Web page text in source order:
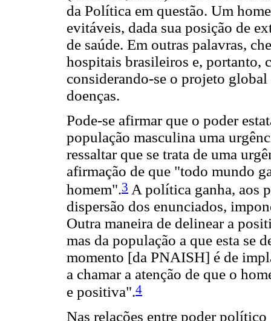
da Política em questão. Um
evitáveis, dada sua posição de
de saúde. Em outras palavras,
hospitais brasileiros e, portanto,
considerando-se o projeto global
doenças.
Pode-se afirmar que o poder
população masculina uma
ressaltar que se trata de uma
afirmação de que "todo mundo
homem".3 A política ganha, aos
dispersão dos enunciados,
Outra maneira de delinear a
mas da população a que esta se
momento [da PNAISH] é de
a chamar a atenção de que o
e positiva".4
Nas relações entre poder